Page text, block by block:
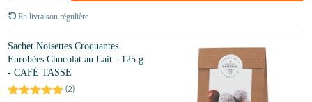
En livraison régulière
Sachet Noisettes Croquantes
Enrobées Chocolat au Lait - 125 g
- CAFÉ TASSE
(2)